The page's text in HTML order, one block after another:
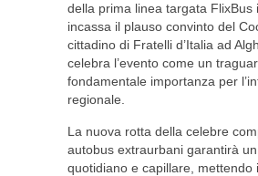
della prima linea targata FlixBus
incassa il plauso convinto del
cittadino di Fratelli d’Italia ad
celebra l’evento come un
fondamentale importanza per
regionale.
La nuova rotta della celebre
autobus extraurbani garantirà
quotidiano e capillare, mettendo